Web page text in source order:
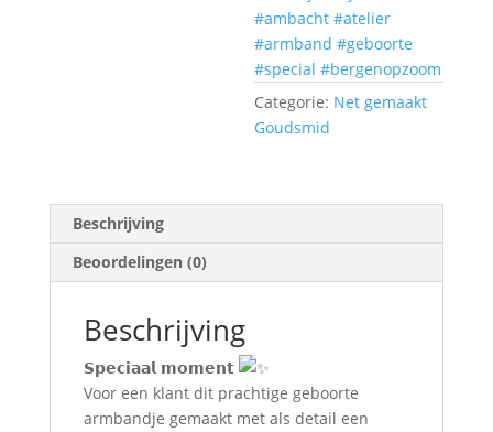
#ambacht #atelier
#armband #geboorte
#special #bergenopzoom
Categorie: Net gemaakt
Goudsmid
Beschrijving
Beoordelingen (0)
Beschrijving
𝗦𝗽𝗲𝗰𝗶𝗮𝗮𝗹 𝗺𝗼𝗺𝗲𝗻𝘁
Voor een klant dit prachtige geboorte
armbandje gemaakt met als detail een